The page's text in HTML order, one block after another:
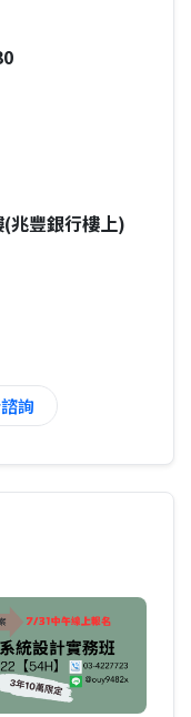
兆豐銀行樓上)
詢